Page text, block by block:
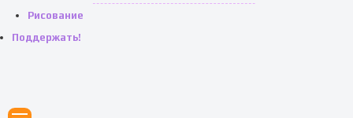
Рисование
Поддержать!